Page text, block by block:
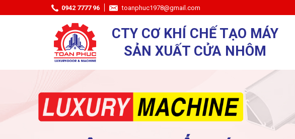
0942 7777 96 toanphuc1978@gmail.com
CTY CƠ KHÍ CHẾ TẠO MÁY
SẢN XUẤT CỬA NHÔM